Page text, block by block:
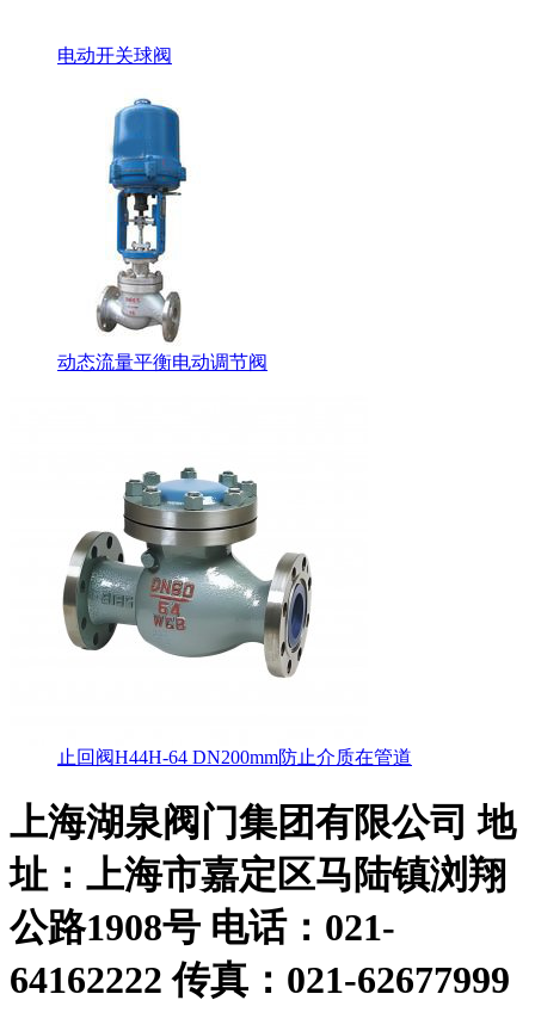
电动开关球阀
动态流量平衡电动调节阀
止回阀H44H-64 DN200mm防止介质在管道
上海湖泉阀门集团有限公司 地
址：上海市嘉定区马陆镇浏翔
公路1908号 电话：021-
64162222 传真：021-62677999